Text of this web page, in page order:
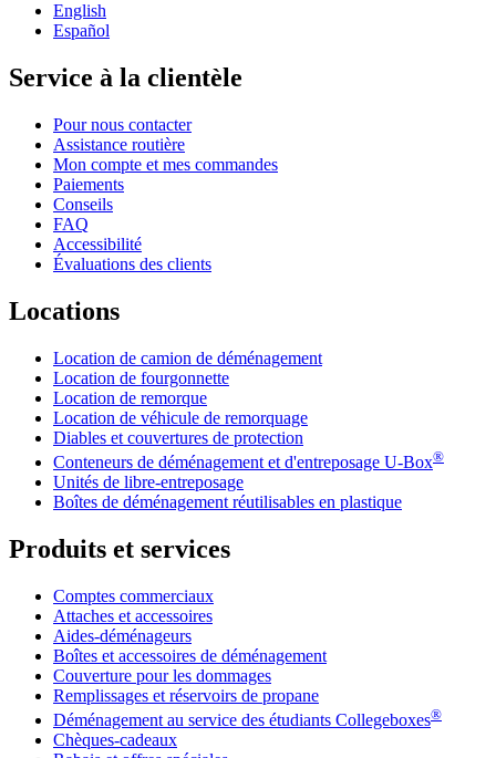
English
Español
Service à la clientèle
Pour nous contacter
Assistance routière
Mon compte et mes commandes
Paiements
Conseils
FAQ
Accessibilité
Évaluations des clients
Locations
Location de camion de déménagement
Location de fourgonnette
Location de remorque
Location de véhicule de remorquage
Diables et couvertures de protection
Conteneurs de déménagement et d'entreposage U-Box®
Unités de libre-entreposage
Boîtes de déménagement réutilisables en plastique
Produits et services
Comptes commerciaux
Attaches et accessoires
Aides-déménageurs
Boîtes et accessoires de déménagement
Couverture pour les dommages
Remplissages et réservoirs de propane
Déménagement au service des étudiants Collegeboxes®
Chèques-cadeaux